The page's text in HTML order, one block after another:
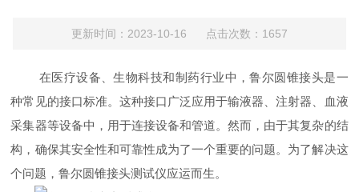
更新时间：2023-10-16 点击次数：1657
在医疗设备、生物科技和制药行业中，鲁尔圆锥接头是一
种常见的接口标准。这种接口广泛应用于输液器、注射器、血液
采集器等设备中，用于连接设备和管道。然而，由于其复杂的结
构，确保其安全性和可靠性成为了一个重要的问题。为了解决这
个问题，鲁尔圆锥接头测试仪应运而生。